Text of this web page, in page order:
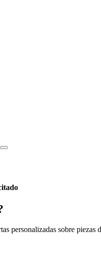
personalizadas sobre piezas